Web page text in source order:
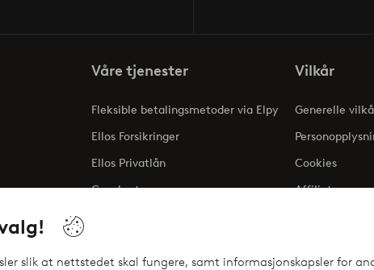
slik at nettstedet skal fungere, samt informasjonskapsler for
Våre tjenester
Fleksible betalingsmetoder via Elpy
Ellos Forsikringer
Ellos Privatlån
Gavekort
Vilkår
Generelle
Cookies
Affiliate